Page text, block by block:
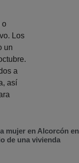
o
Los
un
a
así
mujer en Alcorcón en
de una vivienda